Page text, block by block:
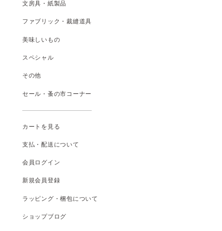
文房具・紙製品
ファブリック・裁縫道具
美味しいもの
スペシャル
その他
セール・蚤の市コーナー
カートを見る
支払 ・配送について
会員ログイン
新規会員登録
ラッピング・梱包について
ショップブログ